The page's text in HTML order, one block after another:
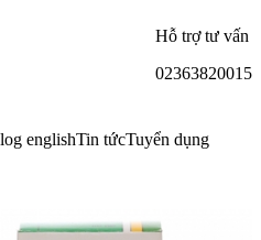
Hỗ trợ tư vấn
02363820015
englishTin tứcTuyển dụng